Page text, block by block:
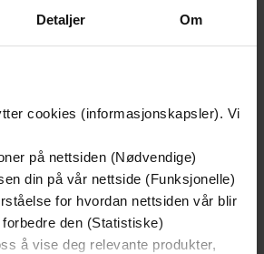
Detaljer Om
cookies (informasjonskapsler). Vi
på nettsiden (Nødvendige)
din på vår nettside (Funksjonelle)
for hvordan nettsiden vår blir
den (Statistiske)
å vise deg relevante produkter,
349,-
Utskudd
Jørn Lier Horst